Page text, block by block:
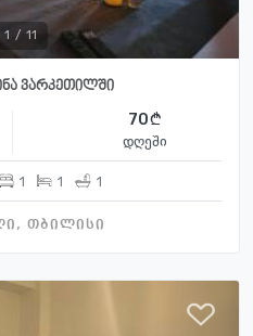
1 / 11
ვარკეთილში
70
დღეში
1 1 1
თბილისი